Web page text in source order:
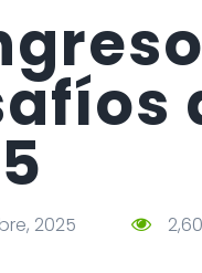
2025